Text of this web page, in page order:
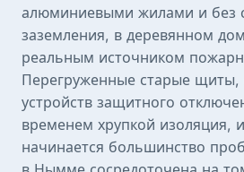
алюминиевыми жилами и без
заземления, в деревянном
реальным источником
Перегруженные старые щиты,
устройств защитного
временем хрупкой изоляция,
начинается большинство